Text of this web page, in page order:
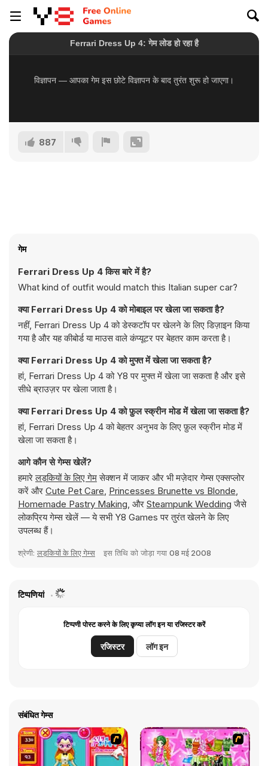
887
गेम
Ferrari Dress Up 4 किस बारे में है?
What kind of outfit would match this Italian super car?
क्या Ferrari Dress Up 4 को मोबाइल पर खेला जा सकता है?
नहीं, Ferrari Dress Up 4 को डेस्कटॉप पर खेलने के लिए डिज़ाइन किया
गया है और यह कीबोर्ड या माउस वाले कंप्यूटर पर बेहतर काम करता है।
क्या Ferrari Dress Up 4 को मुफ्त में खेला जा सकता है?
हां, Ferrari Dress Up 4 को Y8 पर मुफ्त में खेला जा सकता है और इसे
सीधे ब्राउज़र पर खेला जाता है।
क्या Ferrari Dress Up 4 को फ़ुल स्क्रीन मोड में खेला जा सकता है?
हां, Ferrari Dress Up 4 को बेहतर अनुभव के लिए फ़ुल स्क्रीन मोड में
खेला जा सकता है।
आगे कौन से गेम्स खेलें?
हमारेलड़कियों के लिए गेमसेक्शन में जाकर और भी मज़ेदार गेम्स एक्सप्लोर
करें और Cute Pet Care, Princesses Brunette vs Blonde,
Homemade Pastry Making, और Steampunk Wedding जैसे
लोकप्रिय गेम्स खेलें — ये सभी Y8 Games पर तुरंत खेलने के लिए
उपलब्ध हैं।
श्रेणी: लड़कियों के लिए गेम्स इस तिथि को जोड़ा गया 08 मई 2008
टिप्पणियां
टिप्पणी पोस्ट करने के लिए कृप्या लॉग इन या रजिस्टर करें
रजिस्टर लॉग इन
संबंधित गेम्स